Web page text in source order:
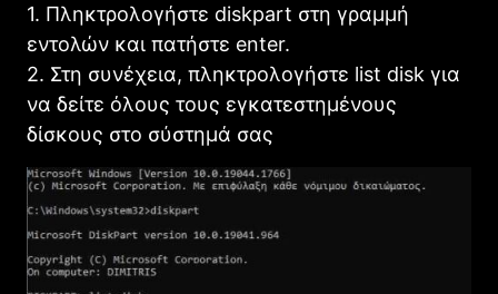
1. Πληκτρολογήστε diskpart στη γραμμή
εντολών και πατήστε enter.
2. Στη συνέχεια, πληκτρολογήστε list disk για
να δείτε όλους τους εγκατεστημένους
δίσκους στο σύστημά σας